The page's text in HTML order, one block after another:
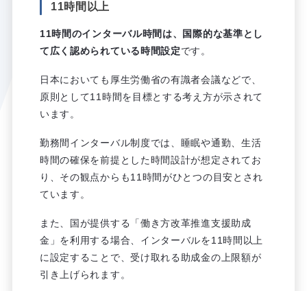
11時間以上
11時間のインターバル時間は、国際的な基準とし
て広く認められている時間設定です。
日本においても厚生労働省の有識者会議などで、
原則として11時間を目標とする考え方が示されて
います。
勤務間インターバル制度では、睡眠や通勤、生活
時間の確保を前提とした時間設計が想定されてお
り、その観点からも11時間がひとつの目安とされ
ています。
また、国が提供する「働き方改革推進支援助成
金」を利用する場合、インターバルを11時間以上
に設定することで、受け取れる助成金の上限額が
引き上げられます。